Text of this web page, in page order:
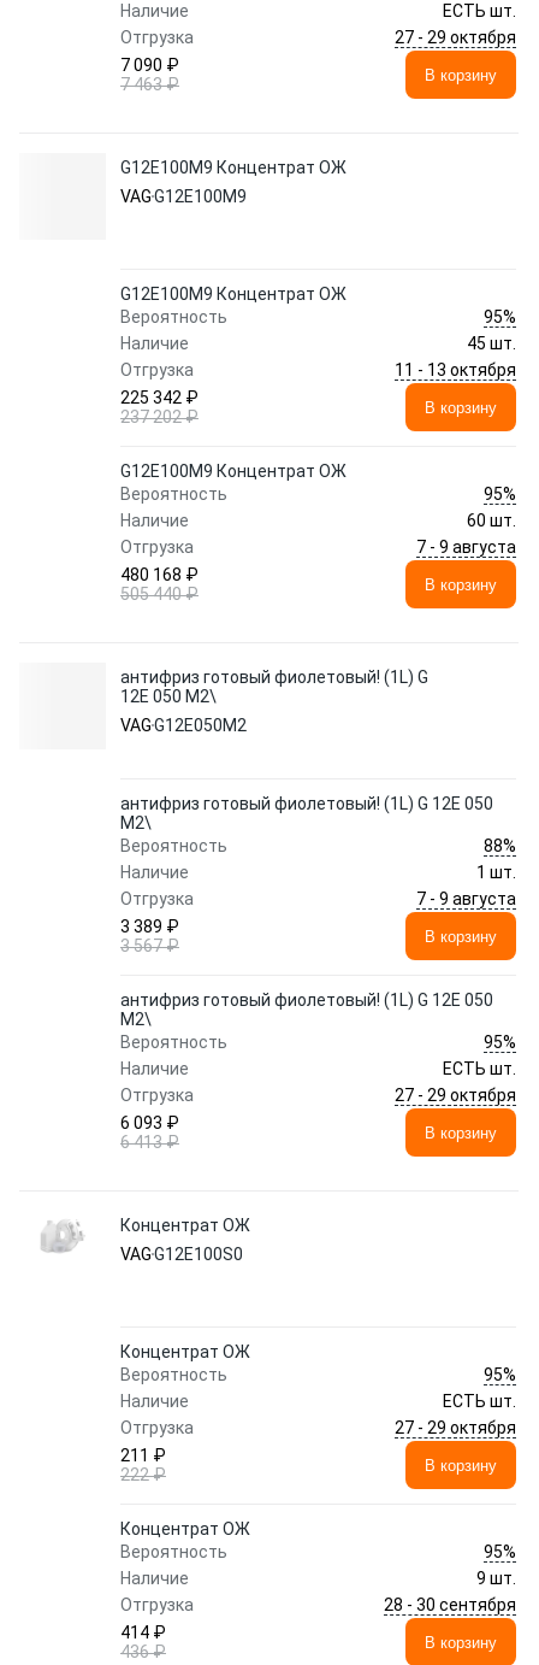
Наличие
ЕСТЬ шт.
Отгрузка
27 - 29 октября
7 090 ₽
7 463 ₽
В корзину
G12E100M9 Концентрат ОЖ
VAGG12E100M9
G12E100M9 Концентрат ОЖ
Вероятность
95%
Наличие
45 шт.
Отгрузка
11 - 13 октября
225 342 ₽
237 202 ₽
В корзину
G12E100M9 Концентрат ОЖ
Вероятность
95%
Наличие
60 шт.
Отгрузка
7 - 9 августа
480 168 ₽
505 440 ₽
В корзину
антифриз готовый фиолетовый! (1L) G
12E 050 M2\
VAGG12E050M2
антифриз готовый фиолетовый! (1L) G 12E 050
M2\
Вероятность
88%
Наличие
1 шт.
Отгрузка
7 - 9 августа
3 389 ₽
3 567 ₽
В корзину
антифриз готовый фиолетовый! (1L) G 12E 050
M2\
Вероятность
95%
Наличие
ЕСТЬ шт.
Отгрузка
27 - 29 октября
6 093 ₽
6 413 ₽
В корзину
Концентрат ОЖ
VAGG12E100S0
Концентрат ОЖ
Вероятность
95%
Наличие
ЕСТЬ шт.
Отгрузка
27 - 29 октября
211 ₽
222 ₽
В корзину
Концентрат ОЖ
Вероятность
95%
Наличие
9 шт.
Отгрузка
28 - 30 сентября
414 ₽
436 ₽
В корзину